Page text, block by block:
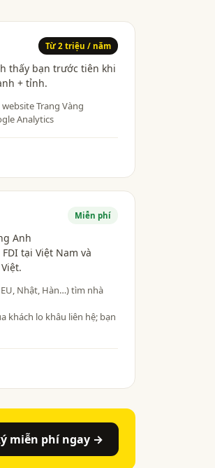
Từ 2 triệu / năm
thấy bạn trước tiên khi
+ tỉnh.
Trang Vàng
Analytics
Miễn phí
Anh
tại Việt Nam và
Nhật, Hàn…) tìm nhà
khách lo khâu liên hệ; bạn
miễn phí ngay →